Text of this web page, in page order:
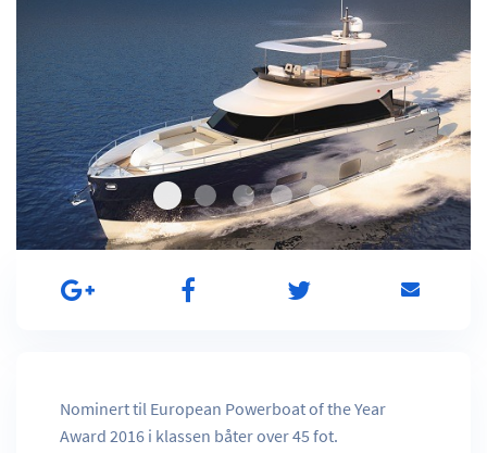
Nominert til European Powerboat of the Year
Award 2016 i klassen båter over 45 fot.